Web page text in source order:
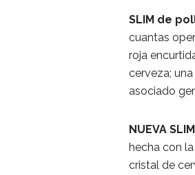
SLIM de
cuantas
roja
cerveza;
asociado
NUEVA
hecha con
cristal de